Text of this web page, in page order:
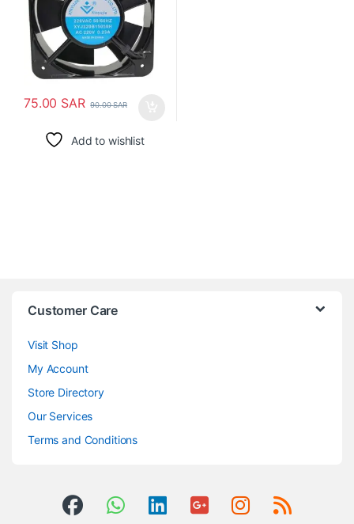
75.00 SAR 90.00SAR
Add to wishlist
Customer Care
Visit Shop
My Account
Store Directory
Our Services
Terms and Conditions